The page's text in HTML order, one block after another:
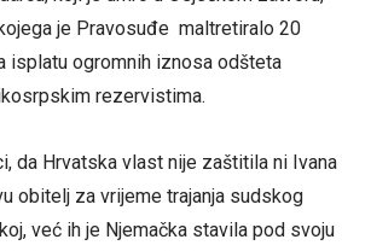
je Pravosuđe maltretiralo 20
isplatu ogromnih iznosa odšteta
rezervistima.
da Hrvatska vlast nije zaštitila ni Ivana
obitelj za vrijeme trajanja sudskog
već ih je Njemačka stavila pod svoju